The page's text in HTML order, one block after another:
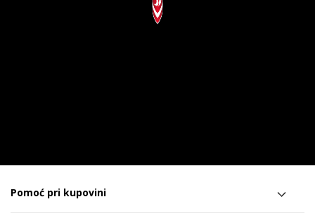
Pomoć pri kupovini